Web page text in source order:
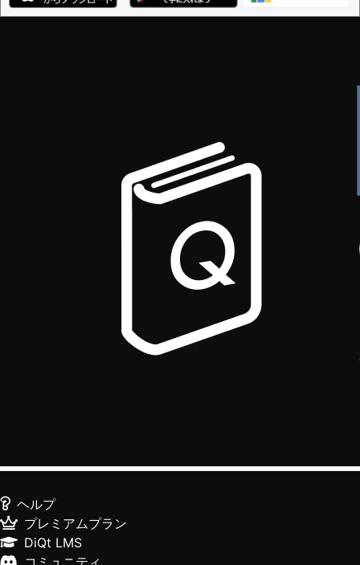
ヘルプ
プレミアムプラン
DiQt LMS
コミュニティ